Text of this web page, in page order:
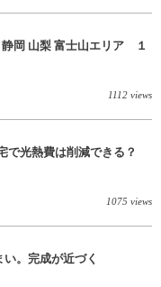
静岡 山梨 富士山エリア １
1112 views
光熱費は削減できる？
1075 views
。完成が近づく